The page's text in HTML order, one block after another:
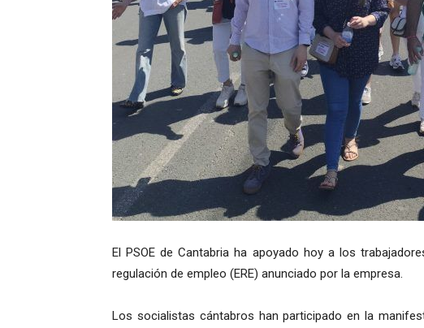
El PSOE de Cantabria ha apoyado hoy a los
regulación de empleo (ERE) anunciado por la empresa.
Los socialistas cántabros han participado en la